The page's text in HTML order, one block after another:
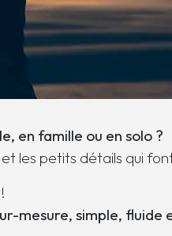
en famille ou en solo ?
les petits détails qui
mesure, simple, fluide